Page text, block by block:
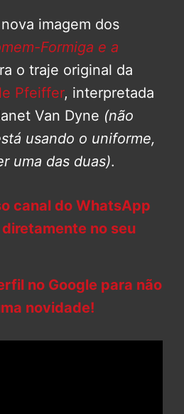
imagem dos
Formiga e a
o traje original da
Pfeiffer, interpretada
Van Dyne (não
usando o uniforme,
uma das duas).
canal do WhatsApp
no seu
no Google para não
novidade!